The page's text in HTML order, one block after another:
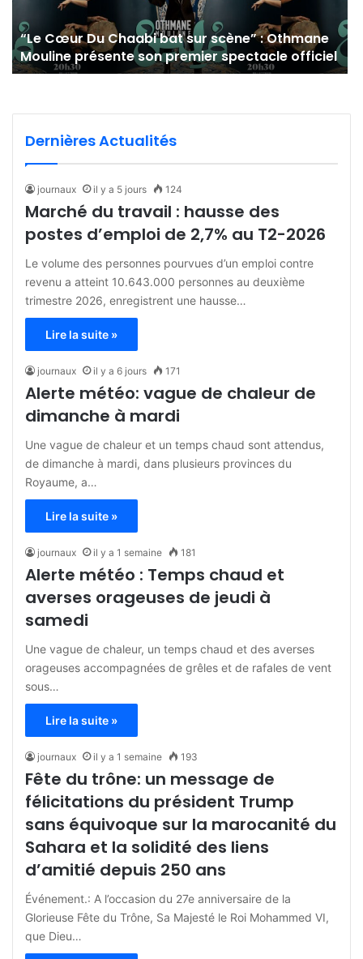
“Le Cœur Du Chaabi bat sur scène” : Othmane
Mouline présente son premier spectacle officiel
Dernières Actualités
journaux il y a 5 jours 124
Marché du travail : hausse des
postes d’emploi de 2,7% au T2-2026
Le volume des personnes pourvues d’un emploi contre
revenu a atteint 10.643.000 personnes au deuxième
trimestre 2026, enregistrent une hausse…
Lire la suite »
journaux il y a 6 jours 171
Alerte météo: vague de chaleur de
dimanche à mardi
Une vague de chaleur et un temps chaud sont attendus,
de dimanche à mardi, dans plusieurs provinces du
Royaume, a…
Lire la suite »
journaux il y a 1 semaine 181
Alerte météo : Temps chaud et
averses orageuses de jeudi à
samedi
Une vague de chaleur, un temps chaud et des averses
orageuses accompagnées de grêles et de rafales de vent
sous…
Lire la suite »
journaux il y a 1 semaine 193
Fête du trône: un message de
félicitations du président Trump
sans équivoque sur la marocanité du
Sahara et la solidité des liens
d’amitié depuis 250 ans
Événement.: A l’occasion du 27e anniversaire de la
Glorieuse Fête du Trône, Sa Majesté le Roi Mohammed VI,
que Dieu…